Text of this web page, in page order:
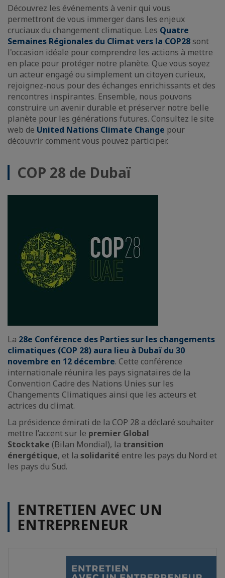
Découvrez les événements à venir qui vous
permettront de vous immerger dans les enjeux
cruciaux du changement climatique. Les Quatre
Semaines Régionales du Climat vers la COP28 sont
l'occasion idéale pour comprendre les actions à mettre
en place pour protéger notre planète. Que vous soyez
un acteur engagé ou simplement un citoyen curieux,
rejoignez-nous pour des échanges enrichissants et des
rencontres inspirantes. Ensemble, nous pouvons
construire un avenir durable et préserver notre belle
planète pour les générations futures. Consultez le site
web de United Nations Climate Change pour
découvrir comment vous pouvez participer.
COP 28 de Dubaï
La 28e Conférence des Parties sur les changements
climatiques (COP 28) aura lieu à Dubaï du 30
novembre en 12 décembre. Cette conférence
internationale réunira les pays signataires de la
Convention Cadre des Nations Unies sur les
Changements Climatiques ainsi que les acteurs et
actrices du climat.
La présidence émirati de la COP 28 a déclaré souhaiter
mettre l’accent sur le premier Global
Stocktake (Bilan Mondial), la transition
énergétique, et la solidarité entre les pays du Nord et
les pays du Sud.
ENTRETIEN AVEC UN
ENTREPRENEUR